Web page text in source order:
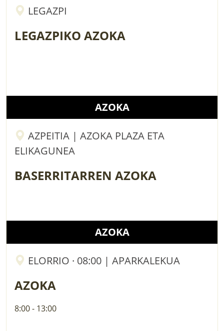
LEGAZPI
LEGAZPIKO AZOKA
AZOKA
AZPEITIA | AZOKA PLAZA ETA
ELIKAGUNEA
BASERRITARREN AZOKA
AZOKA
ELORRIO · 08:00 | APARKALEKUA
AZOKA
8:00 - 13:00